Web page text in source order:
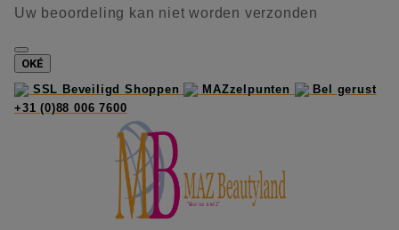
Uw beoordeling kan niet worden verzonden
OKÉ
SSL Beveiligd Shoppen
MAZzelpunten
Bel gerust
+31 (0)88 006 7600